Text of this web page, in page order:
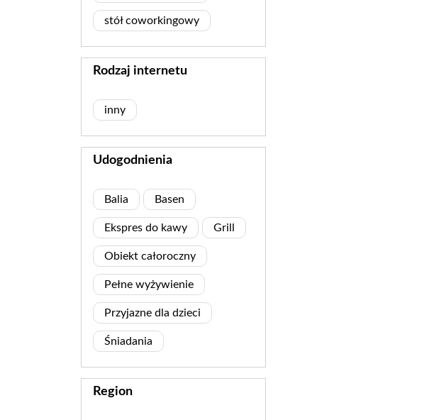
stół coworkingowy
Rodzaj internetu
inny
Udogodnienia
Balia Basen
Ekspres do kawy Grill
Obiekt całoroczny
Pełne wyżywienie
Przyjazne dla dzieci
Śniadania
Region